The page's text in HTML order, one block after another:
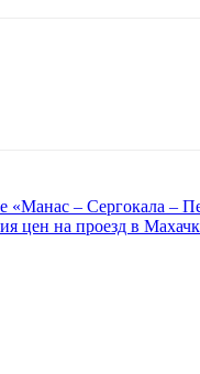
«Манас – Сергокала –
цен на проезд в